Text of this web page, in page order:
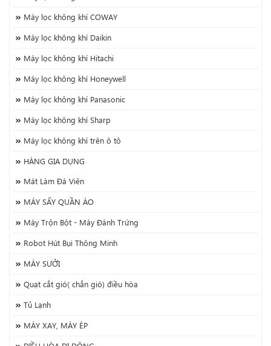
Máy lọc không khí COWAY
Máy lọc không khí Daikin
Máy lọc không khí Hitachi
Máy lọc không khí Honeywell
Máy lọc không khí Panasonic
Máy lọc không khí Sharp
Máy lọc không khí trên ô tô
HÀNG GIA DỤNG
Mát Làm Đá Viên
MÁY SẤY QUẦN ÁO
Máy Trộn Bột - Máy Đánh Trứng
Robot Hút Bụi Thông Minh
MÁY SƯỞI
Quạt cắt gió( chắn gió) điều hòa
Tủ Lạnh
MÁY XAY, MÁY ÉP